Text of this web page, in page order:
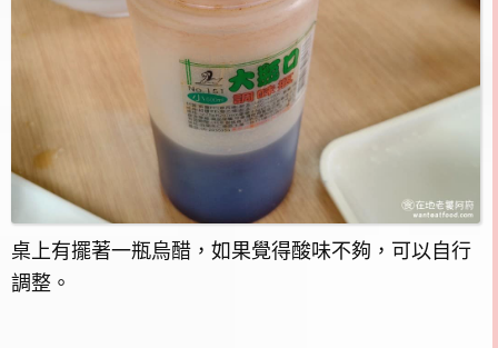
桌上有擺著一瓶烏醋，如果覺得酸味不夠，可以自行
調整。